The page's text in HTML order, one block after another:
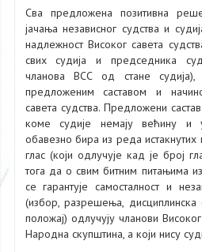
Сва предложена позитивна
јачања независног судства и
надлежност Високог савета
свих судија и председника
чланова ВСС од стане судија),
предложеним саставом и
савета судства. Предложени
коме судије немају већину
обавезно бира из реда истакнутих
глас (који одлучује кад је број
тога да о свим битним питањима
се гарантује самосталност и
(избор, разрешења, дисциплинска
положај) одлучују чланови
Народна скупштина, а који нису